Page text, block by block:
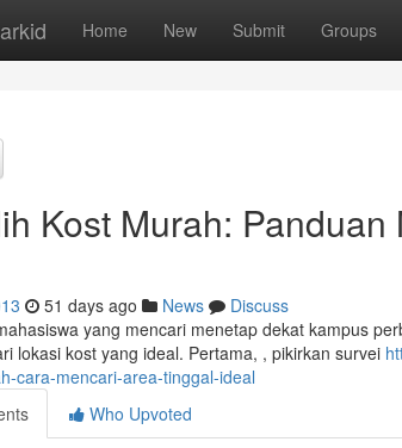
Home New Submit Groups
Kost Murah:
51 days ago News
Discuss
yang mencari menetap dekat kampus
lokasi kost yang ideal. Pertama, , pikirkan survei
cara-mencari-area-tinggal-ideal
Who Upvoted